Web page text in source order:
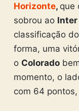
Horizonte, que
sobrou ao Inter
classificação do
forma, uma
o Colorado
momento, o
com 64